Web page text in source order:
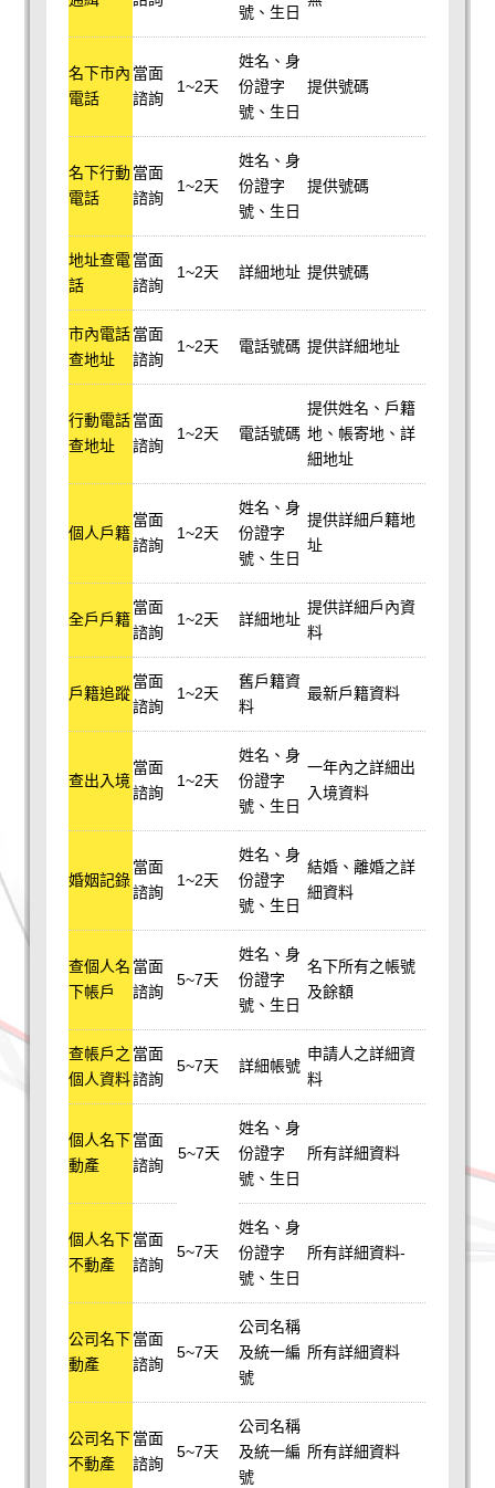
號、生日
名下市內
電話
當面
諮詢
1~2天
姓名、身
份證字
號、生日
提供號碼
名下行動
電話
當面
諮詢
1~2天
姓名、身
份證字
號、生日
提供號碼
地址查電
話
當面
諮詢
1~2天 詳細地址 提供號碼
市內電話
查地址
當面
諮詢
1~2天 電話號碼 提供詳細地址
行動電話
查地址
當面
諮詢
1~2天 電話號碼
提供姓名、戶籍
地、帳寄地、詳
細地址
個人戶籍
當面
諮詢
1~2天
姓名、身
份證字
號、生日
提供詳細戶籍地
址
全戶戶籍
當面
諮詢
1~2天 詳細地址
提供詳細戶內資
料
戶籍追蹤
當面
諮詢
1~2天
舊戶籍資
料
最新戶籍資料
查出入境
當面
諮詢
1~2天
姓名、身
份證字
號、生日
一年內之詳細出
入境資料
婚姻記錄
當面
諮詢
1~2天
姓名、身
份證字
號、生日
結婚、離婚之詳
細資料
查個人名
下帳戶
當面
諮詢
5~7天
姓名、身
份證字
號、生日
名下所有之帳號
及餘額
查帳戶之
個人資料
當面
諮詢
5~7天 詳細帳號
申請人之詳細資
料
個人名下
動產
當面
諮詢
5~7天
姓名、身
份證字
號、生日
所有詳細資料
個人名下
不動產
當面
諮詢
5~7天
姓名、身
份證字
號、生日
所有詳細資料-
公司名下
動產
當面
諮詢
5~7天
公司名稱
及統一編
號
所有詳細資料
公司名下
不動產
當面
諮詢
5~7天
公司名稱
及統一編
號
所有詳細資料